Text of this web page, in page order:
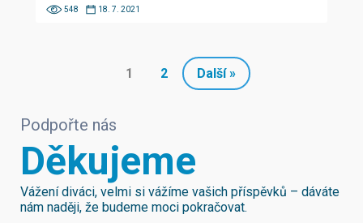
548 18. 7. 2021
1 2 Další »
Podpořte nás
Děkujeme
Vážení diváci, velmi si vážíme vašich příspěvků – dáváte
nám naději, že budeme moci pokračovat.